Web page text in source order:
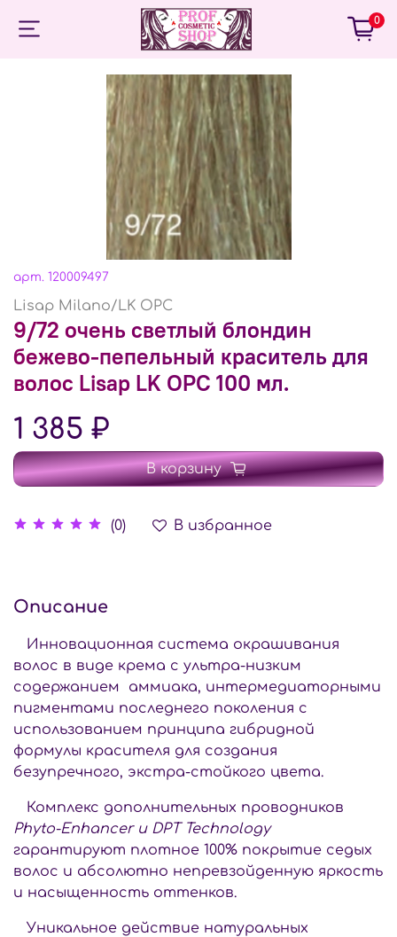
0
арт. 120009497
Lisap Milano/LK OPС
9/72 очень светлый блондин
бежево-пепельный краситель для
волос Lisap LK OPС 100 мл.
(0) В избранное
1 385 ₽
В корзину
Описание
Инновационная система окрашивания
волос в виде крема с ультра-низким
содержанием аммиака, интермедиаторными
пигментами последнего поколения с
использованием принципа гибридной
формулы красителя для создания
безупречного, экстра-стойкого цвета.
Комплекс дополнительных проводников
Phyto-Enhancer и DPT Technology
гарантируют плотное 100% покрытие седых
волос и абсолютно непревзойденную яркость
и насыщенность оттенков.
Уникальное действие натуральных